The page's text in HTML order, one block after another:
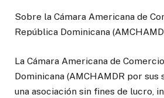
Sobre la Cámara Americana de
República Dominicana
La Cámara Americana de
Dominicana (AMCHAMDR por sus
una asociación sin fines de lucro,